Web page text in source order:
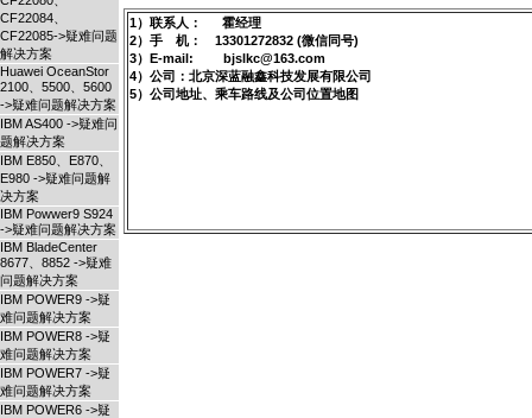
CF22084、
CF22085->疑难问题
解决方案
Huawei OceanStor
2100、5500、5600
->疑难问题解决方案
IBM AS400 ->疑难问
题解决方案
IBM E850、E870、
E980 ->疑难问题解
决方案
IBM Powwer9 S924
->疑难问题解决方案
IBM BladeCenter
8677、8852 ->疑难
问题解决方案
IBM POWER9 ->疑
难问题解决方案
IBM POWER8 ->疑
难问题解决方案
IBM POWER7 ->疑
难问题解决方案
IBM POWER6 ->疑
1）联系人： 霍经理
2）手 机： 13301272832 (微信同号)
3）E-mail: bjslkc@163.com
4）公司：北京深蓝融鑫科技发展有限公司
5）公司地址、乘车路线及公司位置地图